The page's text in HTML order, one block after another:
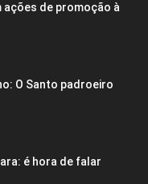
ações de promoção à
O Santo padroeiro
é hora de falar